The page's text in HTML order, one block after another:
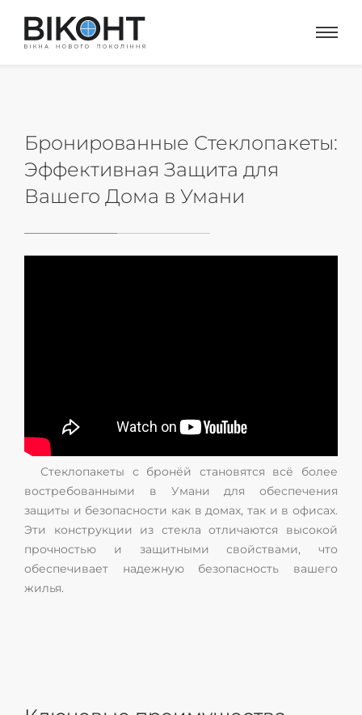
Бронированные Стеклопакеты:
Эффективная Защита для
Вашего Дома в Умани
Стеклопакеты с бронёй становятся всё более
востребованными в Умани для обеспечения
защиты и безопасности как в домах, так и в офисах.
Эти конструкции из стекла отличаются высокой
прочностью и защитными свойствами, что
обеспечивает надежную безопасность вашего
жилья.